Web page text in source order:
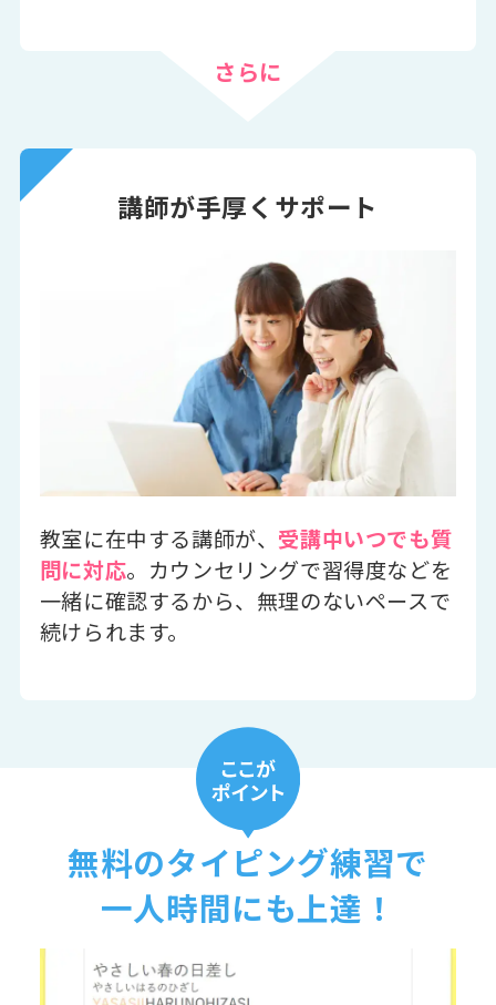
さらに
講師が手厚くサポート
教室に在中する講師が、 受講中いつでも質
問に対応。カウンセリングで習得度などを
一緒に確認するから、無理のないペースで
続けられます。
無料のタイピング練習で
一人時間にも上達！